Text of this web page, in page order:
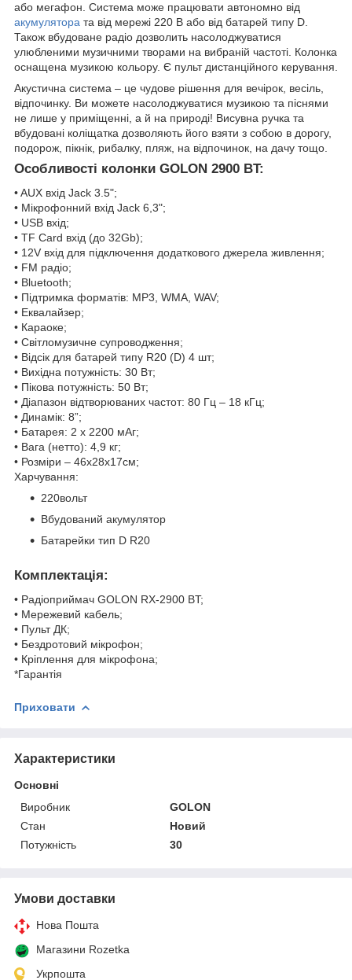
або мегафон. Система може працювати автономно від
акумулятора та від мережі 220 В або від батарей типу D.
Також вбудоване радіо дозволить насолоджуватися
улюбленими музичними творами на вибраній частоті. Колонка
оснащена музикою кольору. Є пульт дистанційного керування.
Акустична система – це чудове рішення для вечірок, весіль,
відпочинку. Ви можете насолоджуватися музикою та піснями
не лише у приміщенні, а й на природі! Висувна ручка та
вбудовані коліщатка дозволяють його взяти з собою в дорогу,
подорож, пікнік, рибалку, пляж, на відпочинок, на дачу тощо.
Особливості колонки GOLON 2900 BT:
• AUX вхід Jack 3.5";
• Мікрофонний вхід Jack 6,3";
• USB вхід;
• TF Card вхід (до 32Gb);
• 12V вхід для підключення додаткового джерела живлення;
• FM радіо;
• Bluetooth;
• Підтримка форматів: MP3, WMA, WAV;
• Еквалайзер;
• Караоке;
• Світломузичне супроводження;
• Відсік для батарей типу R20 (D) 4 шт;
• Вихідна потужність: 30 Вт;
• Пікова потужність: 50 Вт;
• Діапазон відтворюваних частот: 80 Гц – 18 кГц;
• Динамік: 8”;
• Батарея: 2 х 2200 мАг;
• Вага (нетто): 4,9 кг;
• Розміри – 46х28х17см;
Харчування:
220вольт
Вбудований акумулятор
Батарейки тип D R20
Комплектація:
• Радіоприймач GOLON RX-2900 BT;
• Мережевий кабель;
• Пульт ДК;
• Бездротовий мікрофон;
• Кріплення для мікрофона;
*Гарантія
Приховати
Характеристики
Основні
Виробник
GOLON
Стан
Новий
Потужність
30
Умови доставки
Нова Пошта
Магазини Rozetka
Укрпошта